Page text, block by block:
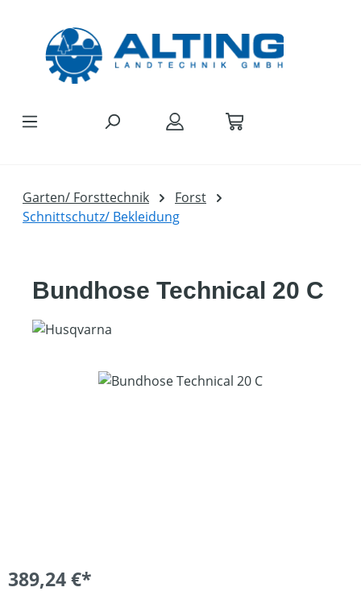
Garten/ Forsttechnik
Forst
Schnittschutz/ Bekleidung
Bundhose Technical 20 C
Bildergalerie überspringen
389,24 €*